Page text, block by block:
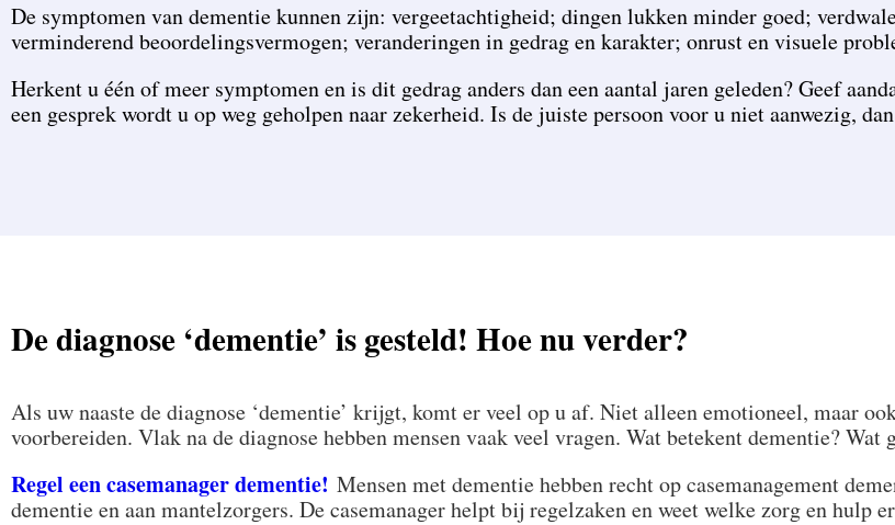
De symptomen van dementie kunnen zijn: vergeetachtigheid; dingen lukken minder goed;
verminderend beoordelingsvermogen; veranderingen in gedrag en karakter; onrust en visuele
Herkent u één of meer symptomen en is dit gedrag anders dan een aantal jaren geleden? Geef
een gesprek wordt u op weg geholpen naar zekerheid. Is de juiste persoon voor u niet aanwezig,
De diagnose ‘dementie’ is gesteld! Hoe nu verder?
Als uw naaste de diagnose ‘dementie’ krijgt, komt er veel op u af. Niet alleen emotioneel, maar
voorbereiden. Vlak na de diagnose hebben mensen vaak veel vragen. Wat betekent dementie?
Regel een casemanager dementie! Mensen met dementie hebben recht op casemanagement
dementie en aan mantelzorgers. De casemanager helpt bij regelzaken en weet welke zorg en hulp